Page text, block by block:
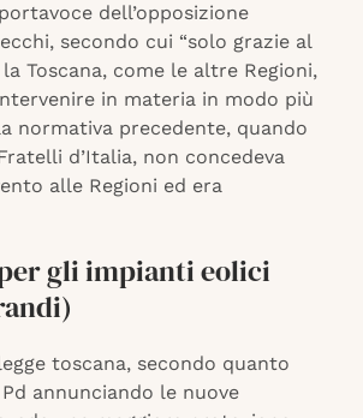
dell’opposizione
secondo cui “solo grazie al
Toscana, come le altre Regioni,
in materia in modo più
normativa precedente, quando
d’Italia, non concedeva
alle Regioni ed era
gli impianti eolici
toscana, secondo quanto
annunciando le nuove